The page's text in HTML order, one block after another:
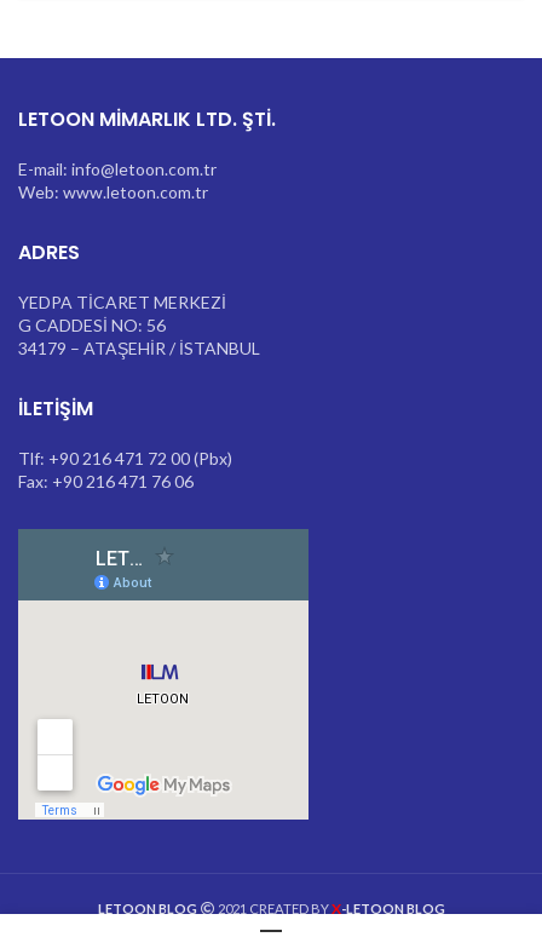
LETOON MİMARLIK LTD. ŞTİ.
E-mail: info@letoon.com.tr
Web: www.letoon.com.tr
ADRES
YEDPA TİCARET MERKEZİ
G CADDESİ NO: 56
34179 – ATAŞEHİR / İSTANBUL
İLETIŞIM
Tlf: +90 216 471 72 00 (Pbx)
Fax: +90 216 471 76 06
LETOON BLOG 2021 CREATED BYX-LETOON BLOG